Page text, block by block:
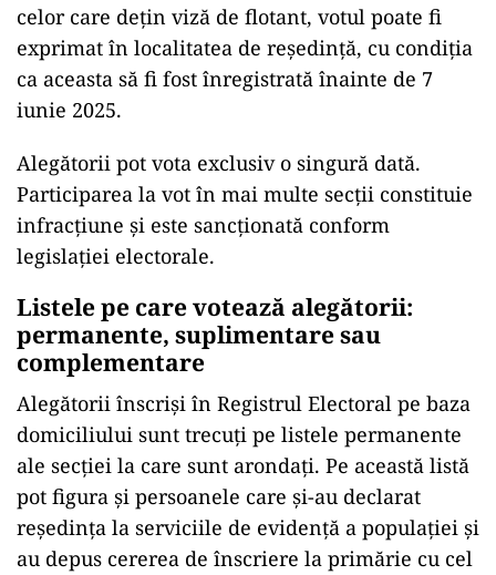
celor care dețin viză de flotant, votul poate fi
exprimat în localitatea de reședință, cu condiția
ca aceasta să fi fost înregistrată înainte de 7
iunie 2025.
Alegătorii pot vota exclusiv o singură dată.
Participarea la vot în mai multe secții constituie
infracțiune și este sancționată conform
legislației electorale.
Listele pe care votează alegătorii:
permanente, suplimentare sau
complementare
Alegătorii înscriși în Registrul Electoral pe baza
domiciliului sunt trecuți pe listele permanente
ale secției la care sunt arondați. Pe această listă
pot figura și persoanele care și-au declarat
reședința la serviciile de evidență a populației și
au depus cererea de înscriere la primărie cu cel